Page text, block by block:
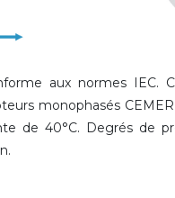
aux normes IEC.
monophasés
de 40°C. Degrés de